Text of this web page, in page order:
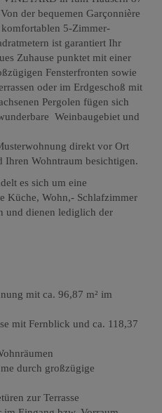
der bequemen Garçonnière
5-Zimmer-
ist garantiert Ihr
Zuhause punktet mit einer
Fensterfronten sowie
oder im Erdgeschoß mit
Pergolen fügen sich
Weinbaugebiet und
direkt vor Ort
Ihren Wohntraum besichtigen.
es sich um eine
Küche, Wohn,- Schlafzimmer
und dienen lediglich der
mit ca. 96,87 m² im
mit Fernblick und ca. 118,37
durch großzügige
zur Terrasse